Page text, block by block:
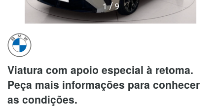
1 9
Viatura com apoio especial à retoma.
Peça mais informações para conhecer
as condições.